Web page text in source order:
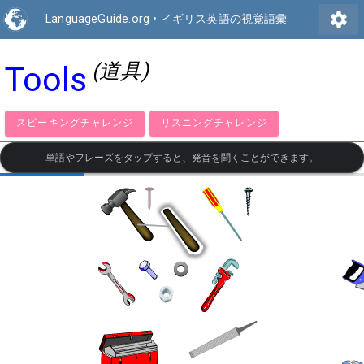
LanguageGuide.org • イギリス英語の視覚語彙 settings
Tools (道具)
スピーキングチャレンジ リスニングチャレンジ
単語やフレーズをタップすると、発音を聞くことができます。